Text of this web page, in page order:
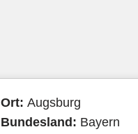
Ort: Augsburg
Bundesland: Bayern